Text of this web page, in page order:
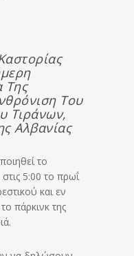
Της
Του
Τιράνων,
Αλβανίας
το
5:00 το πρωΐ
και εν
πάρκινκ της